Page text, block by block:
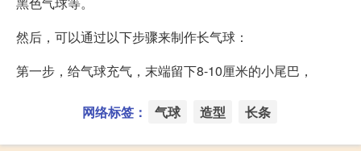
然后，可以通过以下步骤来制作长气球：
第一步，给气球充气，末端留下8-10厘米的小尾巴，
网络标签： 气球 造型 长条